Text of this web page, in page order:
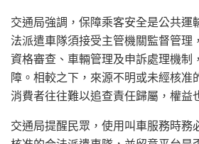
交通局強調，保障乘客安全是公共運
法派遣車隊須接受主管機關監督管理
資格審查、車輛管理及申訴處理機制
障。相較之下，來源不明或未經核准
消費者往往難以追查責任歸屬，權益
交通局提醒民眾，使用叫車服務時務